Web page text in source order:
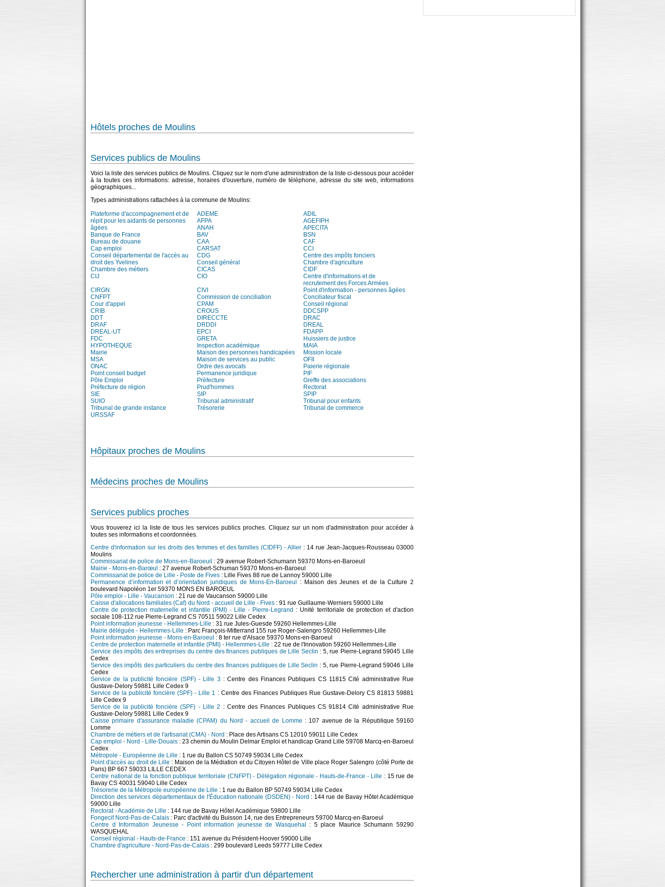
Hôtels proches de Moulins
Services publics de Moulins
Voici la liste des services publics de Moulins. Cliquez sur le nom d'une administration de la liste ci-dessous pour accéder
à la toutes ces informations: adresse, horaires d'ouverture, numéro de téléphone, adresse du site web, informations
géographiques...
Types administrations rattachées à la commune de Moulins:
Plateforme d'accompagnement et de
répit pour les aidants de personnes
âgées
ADEME
ADIL
AFPA
AGEFIPH
ANAH
APECITA
Banque de France
BAV
BSN
Bureau de douane
CAA
CAF
Cap emploi
CARSAT
CCI
Conseil départemental de l'accès au
droit des Yvelines
CDG
Centre des impôts fonciers
Conseil général
Chambre d'agriculture
Chambre des métiers
CICAS
CIDF
CIJ
CIO
Centre d'informations et de
recrutement des Forces Armées
CIRGN
CIVI
Point d'information - personnes âgées
CNFPT
Commission de conciliation
Conciliateur fiscal
Cour d'appel
CPAM
Conseil régional
CRIB
CROUS
DDCSPP
DDT
DIRECCTE
DRAC
DRAF
DRDDI
DREAL
DREAL-UT
EPCI
FDAPP
FDC
GRETA
Huissiers de justice
HYPOTHEQUE
Inspection académique
MAIA
Mairie
Maison des personnes handicapées
Mission locale
MSA
Maison de services au public
OFII
ONAC
Ordre des avocats
Paierie régionale
Point conseil budget
Permanence juridique
PIF
Pôle Emploi
Préfecture
Greffe des associations
Préfecture de région
Prud'hommes
Rectorat
SIE
SIP
SPIP
SUIO
Tribunal administratif
Tribunal pour enfants
Tribunal de grande instance
Trésorerie
Tribunal de commerce
URSSAF
Hôpitaux proches de Moulins
Médecins proches de Moulins
Services publics proches
Vous trouverez ici la liste de tous les services publics proches. Cliquez sur un nom d'administration pour accéder à
toutes ses informations et coordonnées.
Centre d'information sur les droits des femmes et des familles (CIDFF) - Allier : 14 rue Jean-Jacques-Rousseau 03000
Moulins
Commissariat de police de Mons-en-Baroeuil : 29 avenue Robert-Schumann 59370 Mons-en-Baroeuil
Mairie - Mons-en-Barœul : 27 avenue Robert-Schuman 59370 Mons-en-Baroeul
Commissariat de police de Lille - Poste de Fives : Lille Fives 88 rue de Lannoy 59000 Lille
Permanence d’information et d’orientation juridiques de Mons-En-Baroeul
: Maison des Jeunes et de la Culture 2
boulevard Napoléon 1er 59370 MONS EN BAROEUL
Pôle emploi - Lille - Vaucanson : 21 rue de Vaucanson 59000 Lille
Caisse d'allocations familiales (Caf) du Nord - accueil de Lille - Fives : 91 rue Guillaume-Werniers 59000 Lille
Centre de protection maternelle et infantile (PMI) - Lille - Pierre-Legrand : Unité territoriale de protection et d'action
sociale 108-112 rue Pierre-Legrand CS 70511 59022 Lille Cedex
Point information jeunesse - Hellemmes-Lille : 31 rue Jules-Guesde 59260 Hellemmes-Lille
Mairie déléguée - Hellemmes-Lille : Parc François-Mitterrand 155 rue Roger-Salengro 59260 Hellemmes-Lille
Point information jeunesse - Mons-en-Baroeul : 8 ter rue d'Alsace 59370 Mons-en-Baroeul
Centre de protection maternelle et infantile (PMI) - Hellemmes-Lille : 22 rue de l'Innovation 59260 Hellemmes-Lille
Service des impôts des entreprises du centre des finances publiques de Lille Seclin : 5, rue Pierre-Legrand 59045 Lille
Cedex
Service des impôts des particuliers du centre des finances publiques de Lille Seclin : 5, rue Pierre-Legrand 59046 Lille
Cedex
Service de la publicité foncière (SPF) - Lille 3: Centre des Finances Publiques CS 11815 Cité administrative Rue
Gustave-Delory 59881 Lille Cedex 9
Service de la publicité foncière (SPF) - Lille 1 : Centre des Finances Publiques Rue Gustave-Delory CS 81813 59881
Lille Cedex 9
Service de la publicité foncière (SPF) - Lille 2 : Centre des Finances Publiques CS 91814 Cité administrative Rue
Gustave-Delory 59881 Lille Cedex 9
Caisse primaire d'assurance maladie (CPAM) du Nord - accueil de Lomme : 107 avenue de la République 59160
Lomme
Chambre de métiers et de l'artisanat (CMA) - Nord : Place des Artisans CS 12010 59011 Lille Cedex
Cap emploi - Nord - Lille-Douais : 23 chemin du Moulin Delmar Emploi et handicap Grand Lille 59708 Marcq-en-Baroeul
Cedex
Métropole - Européenne de Lille : 1 rue du Ballon CS 50749 59034 Lille Cedex
Point d'accès au droit de Lille : Maison de la Médiation et du Citoyen Hôtel de Ville place Roger Salengro (côté Porte de
Paris) BP 667 59033 LILLE CEDEX
Centre national de la fonction publique territoriale (CNFPT) - Délégation régionale - Hauts-de-France - Lille : 15 rue de
Bavay CS 40031 59040 Lille Cedex
Trésorerie de la Métropole européenne de Lille : 1 rue du Ballon BP 50749 59034 Lille Cedex
Direction des services départementaux de l'Éducation nationale (DSDEN) - Nord : 144 rue de Bavay Hôtel Académique
59000 Lille
Rectorat - Académie de Lille : 144 rue de Bavay Hôtel Académique 59800 Lille
Fongecif Nord-Pas-de-Calais : Parc d'activité du Buisson 14, rue des Entrepreneurs 59700 Marcq-en-Baroeul
Centre d Information Jeunesse - Point information jeunesse de Wasquehal
: 5 place Maurice Schumann 59290
WASQUEHAL
Conseil régional - Hauts-de-France : 151 avenue du Président-Hoover 59000 Lille
Chambre d'agriculture - Nord-Pas-de-Calais : 299 boulevard Leeds 59777 Lille Cedex
Rechercher une administration à partir d'un département